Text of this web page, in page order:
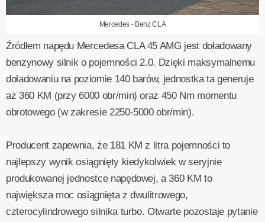
Mercedes - Benz CLA
Źródłem napędu Mercedesa CLA 45 AMG jest doładowany
benzynowy silnik o pojemności 2.0. Dzięki maksymalnemu
doładowaniu na poziomie 140 barów, jednostka ta generuje
aż 360 KM (przy 6000 obr/min) oraz 450 Nm momentu
obrotowego (w zakresie 2250-5000 obr/min).
Producent zapewnia, że 181 KM z litra pojemności to
najlepszy wynik osiągnięty kiedykolwiek w seryjnie
produkowanej jednostce napędowej, a 360 KM to
największa moc osiągnięta z dwulitrowego,
czterocylindrowego silnika turbo. Otwarte pozostaje pytanie